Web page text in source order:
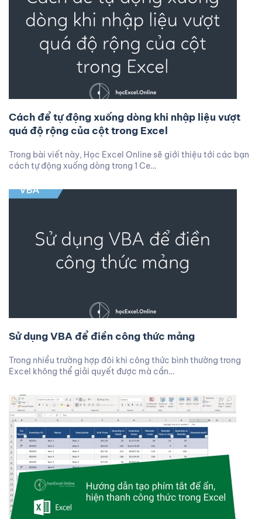
Cách để tự động xuống dòng khi nhập liệu vượt
quá độ rộng của cột trong Excel
Trong bài viết này, Học Excel Online sẽ giới thiệu tới các bạn
cách tự động xuống dòng trong 1 Ce…
Sử dụng VBA để điền công thức mảng
Trong nhiều trường hợp đôi khi công thức bình thường trong
Excel không thể giải quyết được mà cần…